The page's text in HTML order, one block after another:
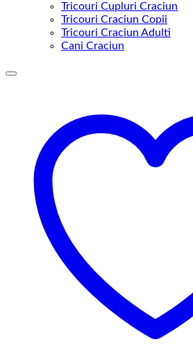
Tricouri Cupluri Craciun
Tricouri Craciun Copii
Tricouri Craciun Adulti
Cani Craciun